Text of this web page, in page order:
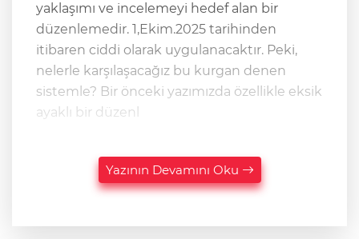
yaklaşımı ve incelemeyi hedef alan bir
düzenlemedir. 1,Ekim.2025 tarihinden
itibaren ciddi olarak uygulanacaktır. Peki,
nelerle karşılaşacağız bu kurgan denen
sistemle? Bir önceki yazımızda özellikle eksik
ayaklı bir düzenl
Yazının Devamını Oku